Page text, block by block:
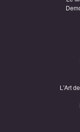
L'Art